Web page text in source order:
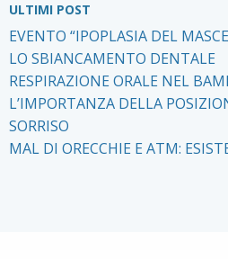
ULTIMI POST
EVENTO “IPOPLASIA DEL
LO SBIANCAMENTO DENTALE
RESPIRAZIONE ORALE NEL
L’IMPORTANZA DELLA
SORRISO
MAL DI ORECCHIE E ATM: